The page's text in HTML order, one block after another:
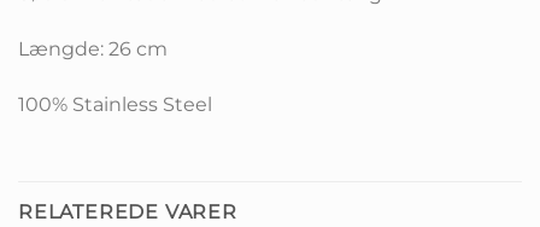
Længde: 26 cm
100% Stainless Steel
RELATEREDE VARER